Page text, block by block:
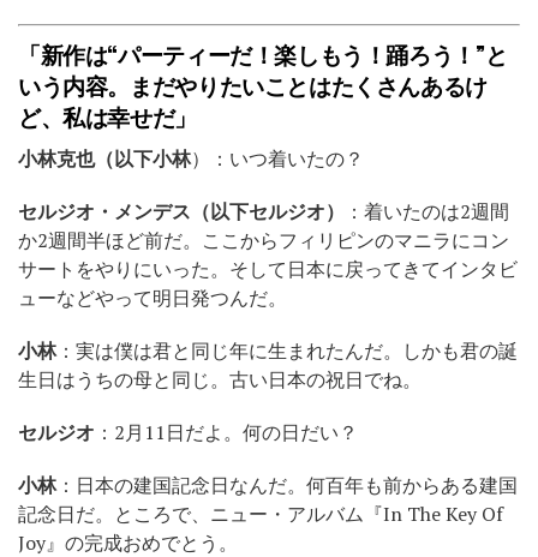
「新作は“パーティーだ！楽しもう！踊ろう！”と
いう内容。まだやりたいことはたくさんあるけ
ど、私は幸せだ」
小林克也（以下小林）
：いつ着いたの？
セルジオ・メンデス（以下セルジオ）
：着いたのは2週間
か2週間半ほど前だ。ここからフィリピンのマニラにコン
サートをやりにいった。そして日本に戻ってきてインタビ
ューなどやって明日発つんだ。
小林：実は僕は君と同じ年に生まれたんだ。しかも君の誕
生日はうちの母と同じ。古い日本の祝日でね。
セルジオ ：2月11日だよ。何の日だい？
小林：日本の建国記念日なんだ。何百年も前からある建国
記念日だ。ところで、ニュー・アルバム『In The Key Of
Joy』の完成おめでとう。